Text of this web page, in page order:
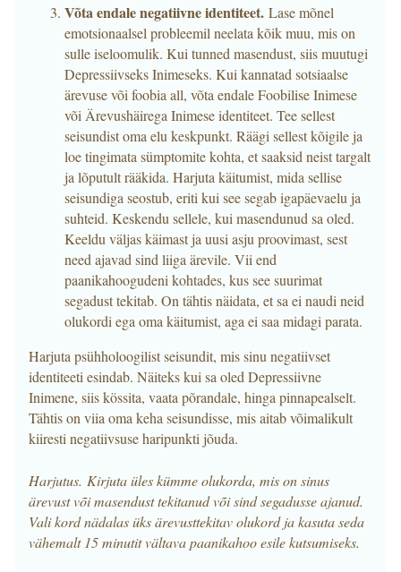
Võta endale negatiivne identiteet. Lase mõnel
emotsionaalsel probleemil neelata kõik muu, mis on
sulle iseloomulik. Kui tunned masendust, siis muutugi
Depressiivseks Inimeseks. Kui kannatad sotsiaalse
ärevuse või foobia all, võta endale Foobilise Inimese
või Ärevushäirega Inimese identiteet. Tee sellest
seisundist oma elu keskpunkt. Räägi sellest kõigile ja
loe tingimata sümptomite kohta, et saaksid neist targalt
ja lõputult rääkida. Harjuta käitumist, mida sellise
seisundiga seostub, eriti kui see segab igapäevaelu ja
suhteid. Keskendu sellele, kui masendunud sa oled.
Keeldu väljas käimast ja uusi asju proovimast, sest
need ajavad sind liiga ärevile. Vii end
paanikahoogudeni kohtades, kus see suurimat
segadust tekitab. On tähtis näidata, et sa ei naudi neid
olukordi ega oma käitumist, aga ei saa midagi parata.
Harjuta psühholoogilist seisundit, mis sinu negatiivset
identiteeti esindab. Näiteks kui sa oled Depressiivne
Inimene, siis kössita, vaata põrandale, hinga pinnapealselt.
Tähtis on viia oma keha seisundisse, mis aitab võimalikult
kiiresti negatiivsuse haripunkti jõuda.
Harjutus. Kirjuta üles kümme olukorda, mis on sinus
ärevust või masendust tekitanud või sind segadusse ajanud.
Vali kord nädalas üks ärevusttekitav olukord ja kasuta seda
vähemalt 15 minutit vältava paanikahoo esile kutsumiseks.